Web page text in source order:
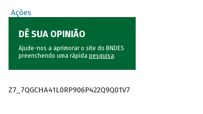
Ações
DÊ SUA OPINIÃO
Ajude-nos a aprimorar o site do BNDES
preenchendo uma rápida pesquisa.
Z7_7QGCHA41L0RP906P422Q9Q01V7